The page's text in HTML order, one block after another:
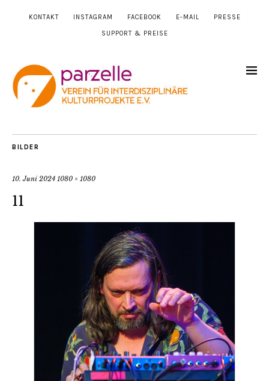
KONTAKT INSTAGRAM FACEBOOK E-MAIL PRESSE
SUPPORT & PREISE
BILDER
10. Juni 2024 1080 × 1080
11